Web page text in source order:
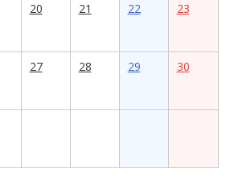
20 21 22 23
27 28 29 30